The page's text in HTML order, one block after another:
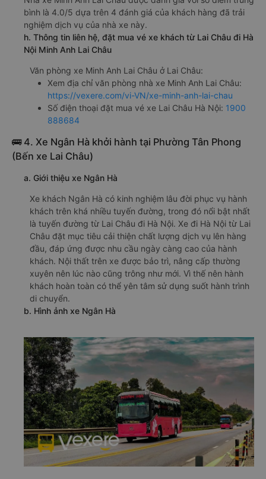
bình là 4.0/5 dựa trên 4 đánh giá của khách hàng đã trải
nghiệm dịch vụ của nhà xe này.
h. Thông tin liên hệ, đặt mua vé xe khách từ Lai Châu đi Hà
Nội Minh Anh Lai Châu
Văn phòng xe Minh Anh Lai Châu ở Lai Châu:
Xem địa chỉ văn phòng nhà xe Minh Anh Lai Châu:
https://vexere.com/vi-VN/xe-minh-anh-lai-chau
Số điện thoại đặt mua vé xe Lai Châu Hà Nội: 1900
888684
🚌 4. Xe Ngân Hà khởi hành tại Phường Tân Phong
(Bến xe Lai Châu)
a. Giới thiệu xe Ngân Hà
Xe khách Ngân Hà có kinh nghiệm lâu đời phục vụ hành
khách trên khá nhiều tuyến đường, trong đó nổi bật nhất
là tuyến đường từ Lai Châu đi Hà Nội. Xe đi Hà Nội từ Lai
Châu đặt mục tiêu cải thiện chất lượng dịch vụ lên hàng
đầu, đáp ứng được nhu cầu ngày càng cao của hành
khách. Nội thất trên xe được bảo trì, nâng cấp thường
xuyên nên lúc nào cũng trông như mới. Vì thế nên hành
khách hoàn toàn có thể yên tâm sử dụng suốt hành trình
di chuyển.
b. Hình ảnh xe Ngân Hà